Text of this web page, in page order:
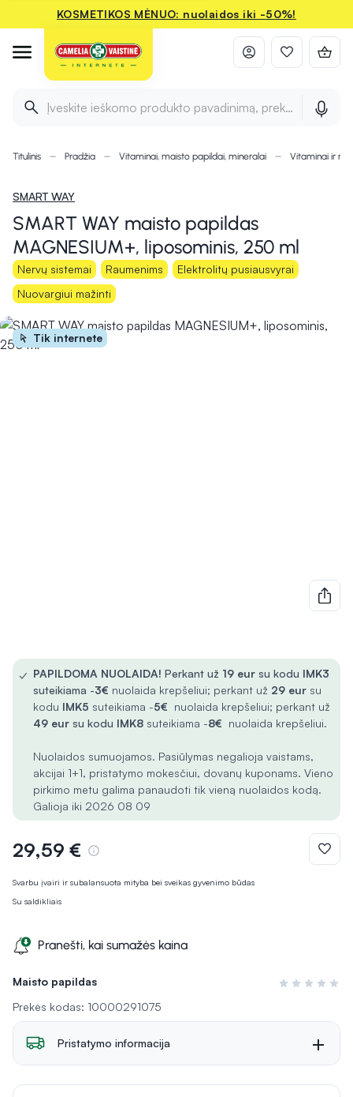
KOSMETIKOS MĖNUO: nuolaidos iki -50%!
Įveskite ieškomo produkto pavadinimą, prekės ženklą ir
Titulinis Pradžia Vitaminai, maisto papildai, mineralai Vitaminai ir
SMART WAY
SMART WAY maisto papildas
MAGNESIUM+, liposominis, 250 ml
Nervų sistemai Raumenims
Elektrolitų pusiausvyrai
Nuovargiui mažinti
Tik internete
Maisto papildas
Įvertinimas 0
Prekės kodas: 10000291075
Svarbu įvairi ir subalansuota mityba bei sveikas gyvenimo būdas
Su saldikliais
✓ PAPILDOMA NUOLAIDA! Perkant už 19 eur su kodu IMK3
suteikiama -3€ nuolaida krepšeliui; perkant už 29 eur su
kodu IMK5 suteikiama -5€ nuolaida krepšeliui; perkant už
49 eur su kodu IMK8 suteikiama -8€ nuolaida krepšeliui.
Nuolaidos sumuojamos. Pasiūlymas negalioja vaistams,
akcijai 1+1, pristatymo mokesčiui, dovanų kuponams. Vieno
pirkimo metu galima panaudoti tik vieną nuolaidos kodą.
Galioja iki 2026 08 09
29,59 €
Pranešti, kai sumažės kaina
Pristatymo informacija